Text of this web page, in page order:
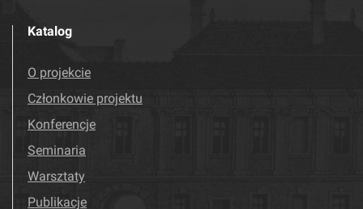
Katalog
O projekcie
Członkowie projektu
Konferencje
Seminaria
Warsztaty
Publikacje